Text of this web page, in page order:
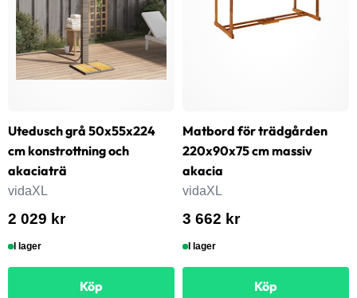
Utedusch grå 50x55x224
cm konstrottning och
akaciaträ
vidaXL
2 029 kr
I lager
Köp
Matbord för trädgården
220x90x75 cm massiv
akacia
vidaXL
3 662 kr
I lager
Köp